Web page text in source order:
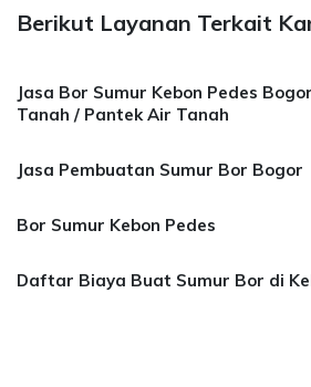
Berikut Layanan Terkait
Jasa Bor Sumur Kebon Pedes
Tanah / Pantek Air Tanah
Jasa Pembuatan Sumur Bor Bogor
Bor Sumur Kebon Pedes
Daftar Biaya Buat Sumur Bor di